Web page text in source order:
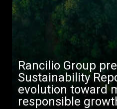
Rancilio Group
Sustainability
evolution toward
responsible